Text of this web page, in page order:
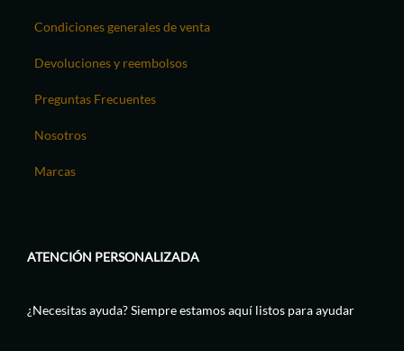
Condiciones generales de venta
Devoluciones y reembolsos
Preguntas Frecuentes
Nosotros
Marcas
ATENCIÓN PERSONALIZADA
¿Necesitas ayuda? Siempre estamos aquí listos para ayudar